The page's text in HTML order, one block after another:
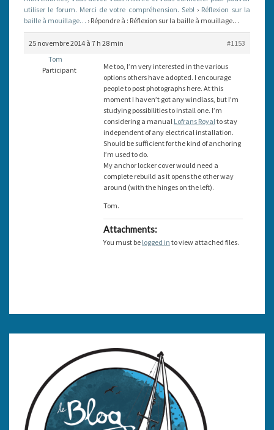
utiliser le forum. Merci de votre compréhension. Seb! › Réflexion sur la
baille à mouillage… › Répondre à : Réflexion sur la baille à mouillage…
25 novembre 2014 à 7 h 28 min
#1153
Tom
Participant
Me too, I’m very interested in the various
options others have adopted. I encourage
people to post photographs here. At this
moment I haven’t got any windlass, but I’m
studying possibilities to install one. I’m
considering a manual Lofrans Royalto stay
independent of any electrical installation.
Should be sufficient for the kind of anchoring
I’m used to do.
My anchor locker cover would need a
complete rebuild as it opens the other way
around (with the hinges on the left).
Tom.
Attachments:
You must be logged in to view attached files.